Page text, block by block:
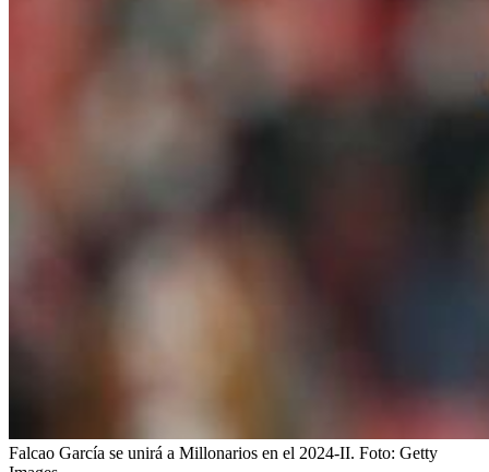
Falcao García se unirá a Millonarios en el 2024-II. Foto: Getty